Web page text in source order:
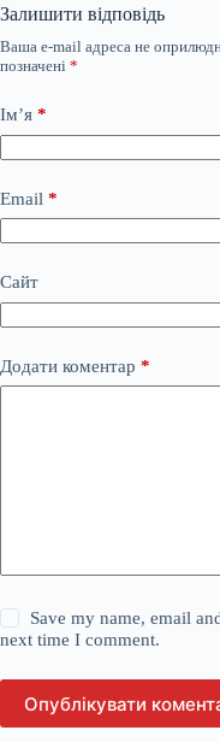
Залишити відповідь
Ваша e-mail адреса не
позначені *
Ім’я *
Email *
Сайт
Додати коментар *
Save my name, email
next time I comment.
Опублікувати